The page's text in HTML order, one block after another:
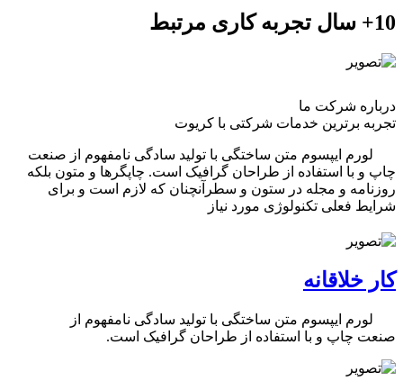
10+ سال تجربه کاری مرتبط
درباره شرکت ما
تجربه برترین خدمات شرکتی با کریوت
لورم ایپسوم متن ساختگی با تولید سادگی نامفهوم از صنعت
چاپ و با استفاده از طراحان گرافیک است. چاپگرها و متون بلکه
روزنامه و مجله در ستون و سطرآنچنان که لازم است و برای
شرایط فعلی تکنولوژی مورد نیاز
کار خلاقانه
لورم ایپسوم متن ساختگی با تولید سادگی نامفهوم از
صنعت چاپ و با استفاده از طراحان گرافیک است.